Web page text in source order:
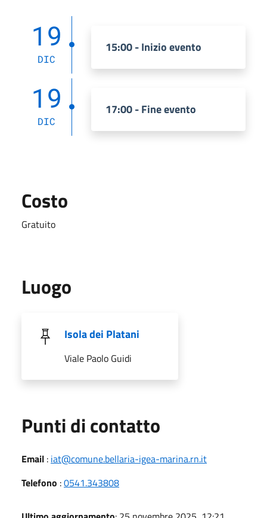
19
DIC
15:00 - Inizio evento
19
DIC
17:00 - Fine evento
Costo
Gratuito
Luogo
Isola dei Platani
Viale Paolo Guidi
Punti di contatto
Email : iat@comune.bellaria-igea-marina.rn.it
Telefono :0541.343808